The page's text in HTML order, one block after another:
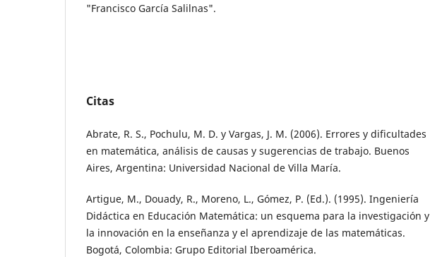
"Francisco García Salilnas".
Citas
Abrate, R. S., Pochulu, M. D. y Vargas, J. M. (2006). Errores y dificultades
en matemática, análisis de causas y sugerencias de trabajo. Buenos
Aires, Argentina: Universidad Nacional de Villa María.
Artigue, M., Douady, R., Moreno, L., Gómez, P. (Ed.). (1995). Ingeniería
Didáctica en Educación Matemática: un esquema para la investigación y
la innovación en la enseñanza y el aprendizaje de las matemáticas.
Bogotá, Colombia: Grupo Editorial Iberoamérica.